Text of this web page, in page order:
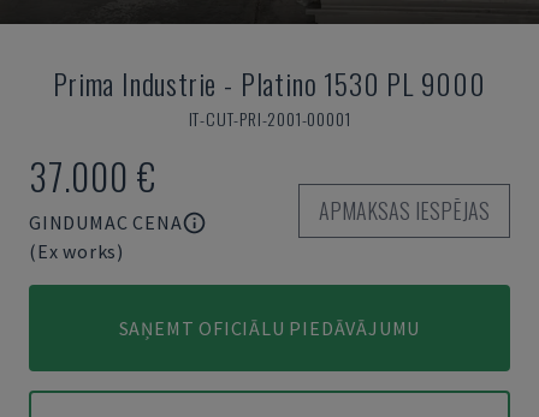
Prima Industrie - Platino 1530 PL 9000
IT-CUT-PRI-2001-00001
37.000 €
GINDUMAC CENA
(Ex works)
APMAKSAS IESPĒJAS
SAŅEMT OFICIĀLU PIEDĀVĀJUMU